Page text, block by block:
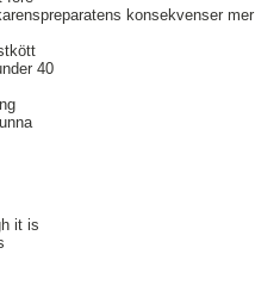
konsekvenser mer
40
it is